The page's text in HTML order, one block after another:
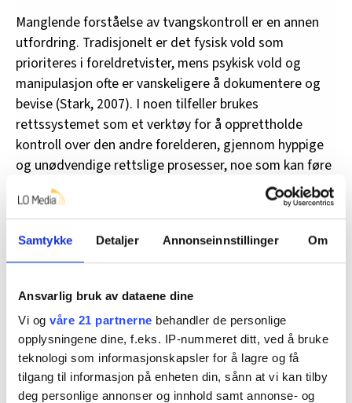
Samtykke Detaljer Annonseinnstillinger Om
Ansvarlig bruk av dataene dine
Vi og våre 21 partnerne behandler de personlige
opplysningene dine, f.eks. IP-nummeret ditt, ved å bruke
teknologi som informasjonskapsler for å lagre og få
tilgang til informasjon på enheten din, sånn at vi kan tilby
deg personlige annonser og innhold samt annonse- og
Manglende forståelse av tvangskontroll er en annen
utfordring. Tradisjonelt er det fysisk vold som
prioriteres i foreldretvister, mens psykisk vold og
manipulasjon ofte er vanskeligere å dokumentere og
bevise (Stark, 2007). I noen tilfeller brukes
rettssystemet som et verktøy for å opprettholde
kontroll over den andre forelderen, gjennom hyppige
og unødvendige rettslige prosesser, noe som kan føre
til økonomisk og emosjonell utmattelse for den
utsatte forelderen (Smart, 2000).
En løsning kan være å gi en tydeligere juridisk
definisjon av tvangskontroll i foreldrekonflikter, på
partnerrelasjoner. I Storbritannia ble Serious Crime Act
(2015) utvidet til å inkludere tvangskontroll som en
straffbar handling, noe som også kan ha implikasjoner
for foreldretvister. Ved å integrere en lignende
bestemmelse i barneretten, kan domstoler lettere